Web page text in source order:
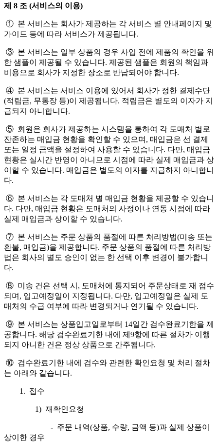
제 8 조 (서비스의 이용)
① 본 서비스는 회사가 제공하는 각 서비스 별 안내페이지 및
가이드 등에 따라 서비스가 제공됩니다.
③ 본 서비스는 일부 상품의 경우 사입 전에 제품의 확인을 위
한 샘플이 제공될 수 있습니다. 제공된 샘플은 회원의 책임과
비용으로 회사가 지정한 장소로 반납되어야 합니다.
④ 본 서비스는 서비스 이용에 있어서 회사가 정한 결제수단
(적립금, 무통장 등)이 제공됩니다. 적립금은 별도의 이자가 지
급되지 아니합니다.
⑤ 회원은 회사가 제공하는 시스템을 통하여 각 도매처 별로
잔존하는 매입금 현황을 확인할 수 있으며, 매입금은 선 결제
또는 일정 금액을 설정하여 사용할 수 있습니다. 다만, 매입금
현황은 실시간 반영이 아니므로 시점에 따라 실제 매입금과 상
이할 수 있습니다. 매입금은 별도의 이자를 지급하지 아니합니
다.
⑥ 본 서비스는 각 도매처 별 매입금 현황을 제공할 수 있습니
다. 다만, 매입금 현황은 도매처의 사정이나 연동 시점에 따라
실제 매입금과 상이할 수 있습니다.
⑦ 본 서비스는 주문 상품의 품절에 따른 처리방법(미송 또는
환불, 매입금)을 제공합니다. 주문 상품의 품절에 따른 처리방
법은 회사의 별도 승인이 없는 한 선택 이후 변경이 불가합니
다.
⑧ 미송 건은 선택 시, 도매처에 통지되어 주문상태로 재 접수
되며, 입고예정일이 지정됩니다. 다만, 입고예정일은 실제 도
매처의 수급 여부에 따라 변경되거나 연기될 수 있습니다.
⑨ 본 서비스는 상품입고일로부터 14일간 검수완료기한을 제
공합니다. 해당 검수완료기한 내에 제9항에 따른 절차가 이행
되지 아니한 건은 정상 상품으로 간주됩니다.
⑩ 검수완료기한 내에 검수와 관련한 확인요청 및 처리 절차
는 아래와 같습니다.
1. 접수
1) 재확인요청
- 주문 내역(상품, 수량, 금액 등)과 실제 상품이
상이한 경우